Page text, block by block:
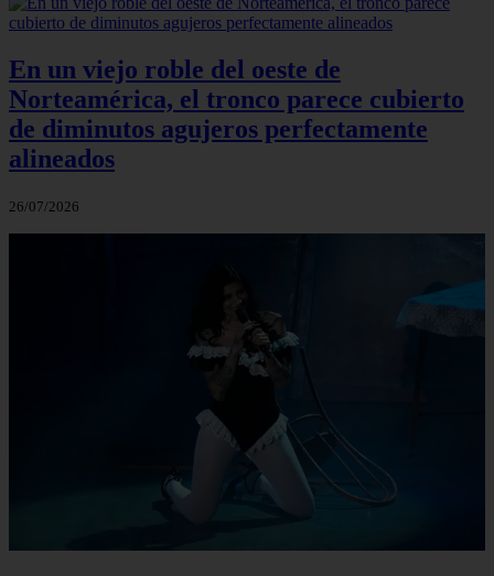
En un viejo roble del oeste de
Norteamérica, el tronco parece cubierto
de diminutos agujeros perfectamente
alineados
26/07/2026